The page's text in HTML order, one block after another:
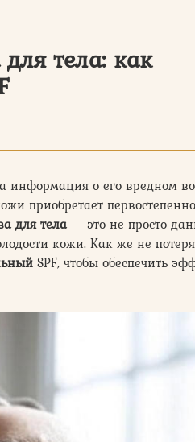
тела: как
информация о его вредном
приобретает
для тела — это не просто
кожи. Как же не
SPF, чтобы обеспечить